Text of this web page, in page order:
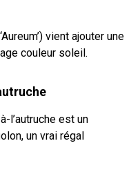
vient ajouter une
couleur soleil.
l’autruche est un
un vrai régal